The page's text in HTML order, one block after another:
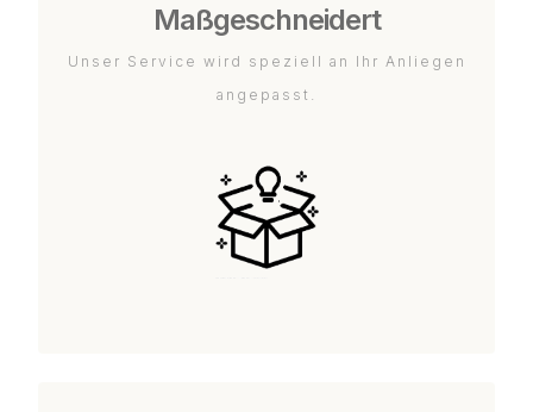
Maßgeschneidert
Unser Service wird speziell an Ihr Anliegen
angepasst.